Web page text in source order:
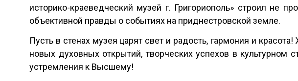
историко-краеведческий музей г. Григориополь» строил не
объективной правды о событиях на приднестровской земле.
Пусть в стенах музея царят свет и радость, гармония и
новых духовных открытий, творческих успехов в культурном
устремления к Высшему!